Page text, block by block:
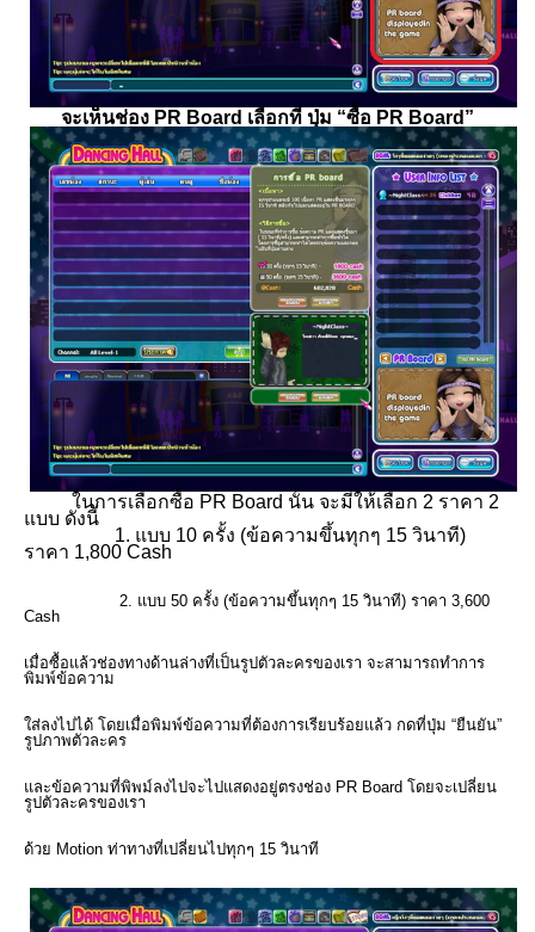
จะเห็นช่อง PR Board เลือกที่ ปุ่ม “ซื้อ PR Board”
ในการเลือกซื้อ PR Board นั้น จะมีให้เลือก 2 ราคา 2
แบบ ดังนี้
1. แบบ 10 ครั้ง (ข้อความขึ้นทุกๆ 15 วินาที)
ราคา 1,800 Cash
2. แบบ 50 ครั้ง (ข้อความขึ้นทุกๆ 15 วินาที) ราคา 3,600
Cash
เมื่อซื้อแล้วช่องทางด้านล่างที่เป็นรูปตัวละครของเรา จะสามารถทำการ
พิมพ์ข้อความ
ใส่ลงไปได้ โดยเมื่อพิมพ์ข้อความที่ต้องการเรียบร้อยแล้ว กดที่ปุ่ม “ยืนยัน”
รูปภาพตัวละคร
และข้อความที่พิพม์ลงไปจะไปแสดงอยู่ตรงช่อง PR Board โดยจะเปลี่ยน
รูปตัวละครของเรา
ด้วย Motion ท่าทางที่เปลี่ยนไปทุกๆ 15 วินาที